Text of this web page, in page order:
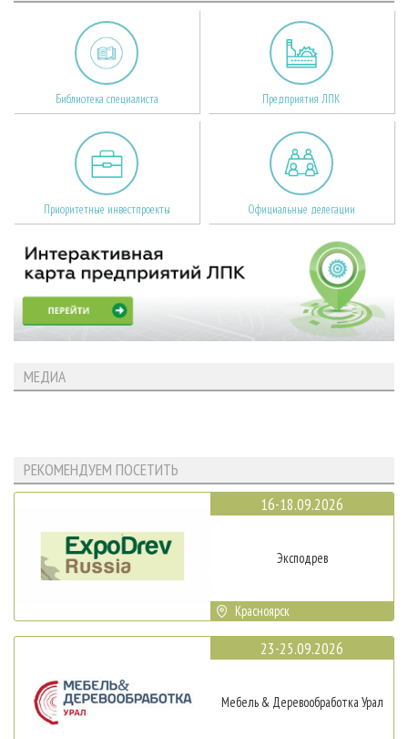
Библиотека специалиста Предприятия ЛПК
Приоритетные инвестпроекты Официальные делегации
МЕДИА
РЕКОМЕНДУЕМ ПОСЕТИТЬ
16-18.09.2026
Эксподрев
Красноярск
23-25.09.2026
Мебель & Деревообработка Урал